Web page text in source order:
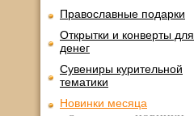
Православные подарки
Открытки и конверты для
денег
Сувениры курительной
тематики
Новинки месяца